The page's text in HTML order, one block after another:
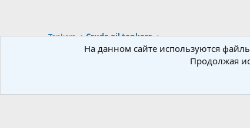
Tankers Crude oil tankers
На данном сайте используются
Продолжая